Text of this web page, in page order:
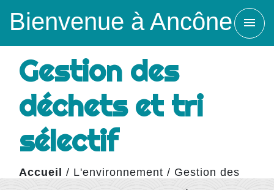
Bienvenue à Ancône menu
Gestion des
déchets et tri
sélectif
Accueil / L'environnement / Gestion des